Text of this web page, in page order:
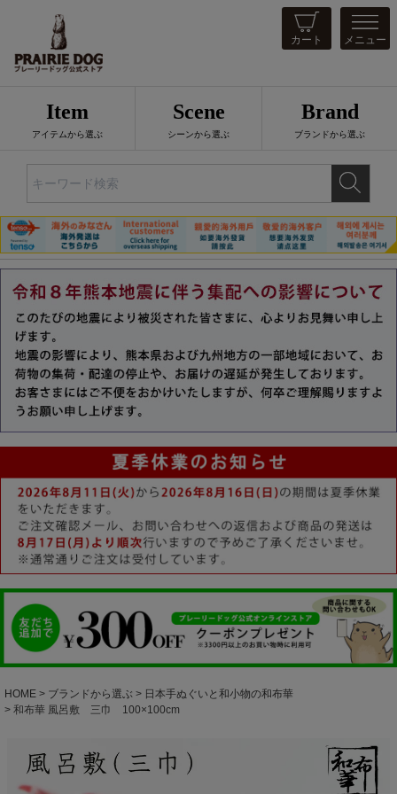
カート メニュー
Item
アイテムから選ぶ
Scene
シーンから選ぶ
Brand
ブランドから選ぶ
HOME ブランドから選ぶ
日本手ぬぐいと和小物の和布華
和布華 風呂敷 三巾 100×100cm